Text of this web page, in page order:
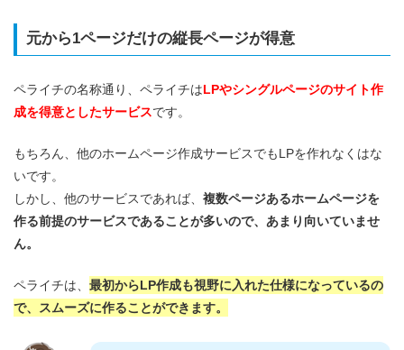
元から1ページだけの縦長ページが得意
ペライチの名称通り、ペライチはLPやシングルページのサイト作
成を得意としたサービスです。
もちろん、他のホームページ作成サービスでもLPを作れなくはな
いです。
しかし、他のサービスであれば、 複数ページあるホームページを
作る前提のサービスであることが多いので、あまり向いていませ
ん。
ペライチは、 最初からLP作成も視野に入れた仕様になっているの
で、スムーズに作ることができます。